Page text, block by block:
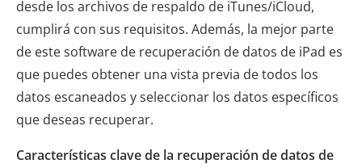
desde los archivos de respaldo de iTunes/iCloud,
cumplirá con sus requisitos. Además, la mejor parte
de este software de recuperación de datos de iPad es
que puedes obtener una vista previa de todos los
datos escaneados y seleccionar los datos específicos
que deseas recuperar.
Características clave de la recuperación de datos de